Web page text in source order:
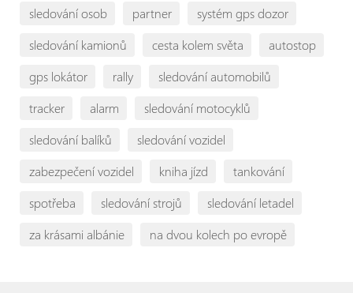
sledování osob
partner
systém gps dozor
sledování kamionů
cesta kolem světa
autostop
gps lokátor
rally
sledování automobilů
tracker
alarm
sledování motocyklů
sledování balíků
sledování vozidel
zabezpečení vozidel
kniha jízd
tankování
spotřeba
sledování strojů
sledování letadel
za krásami albánie
na dvou kolech po evropě